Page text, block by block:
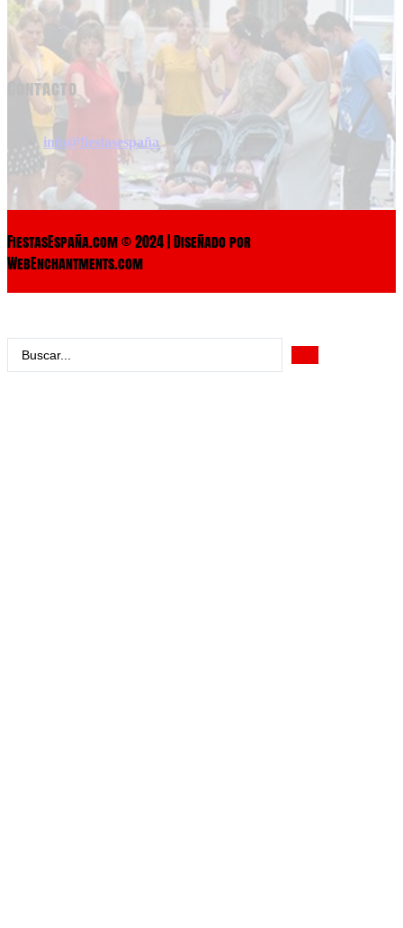
Contacto
info@fiestasespaña
FiestasEspaña.com © 2024 | Diseñado por
WebEnchantments.com